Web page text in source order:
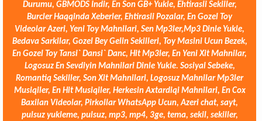
Durumu, GBMODS Indir, En Son GB+ Yukle, Ehtirasli Sekiller,
Burcler Haqqinda Xeberler, Ehtirasli Pozalar, En Gozel Toy
Videolar Azeri, Yeni Toy Mahnilari, Sen Mp3ler,Mp3 Dinle Yukle,
Bedava Sarkilar, Gozel Bey Gelin Sekilleri, Toy Masini Ucun Bezek,
En Gozel Toy Tansi` Dansi` Danc, Hit Mp3ler, En Yeni Xit Mahnilar,
Logosuz En Sevdiyin Mahnilari Dinle Yukle. Sosiyal Sebeke,
Romantiq Sekiller, Son Xit Mahnilari, Logosuz Mahnilar Mp3ler
Musiqiler, En Hit Musiqiler, Herkesin Axtardiqi Mahnilari, En Cox
Baxilan Videolar, Pirkollar WhatsApp Ucun, Azeri chat, sayt,
pulsuz yukleme, pulsuz, mp3, mp4, 3ge, tema, sekil, sekiller,